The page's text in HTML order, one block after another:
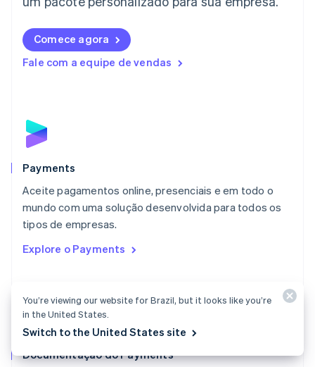
Comece agora
Fale com a equipe de vendas
Payments
Aceite pagamentos online, presenciais e em todo o
mundo com uma solução desenvolvida para todos os
tipos de empresas.
Explore o Payments
Documentação do Payments
Liechtenstein
Lituânia
English
Luxemburgo
Malta
English
EspañolEnglish
English
Nova Zelândia
English
NederlandsEnglish
Portugal
PortuguêsEnglish
RAE de Hong Kong, China
Reino Unido
You’re viewing our website for Brazil, but it looks like you’re
in the United States.
Switch to the United States site